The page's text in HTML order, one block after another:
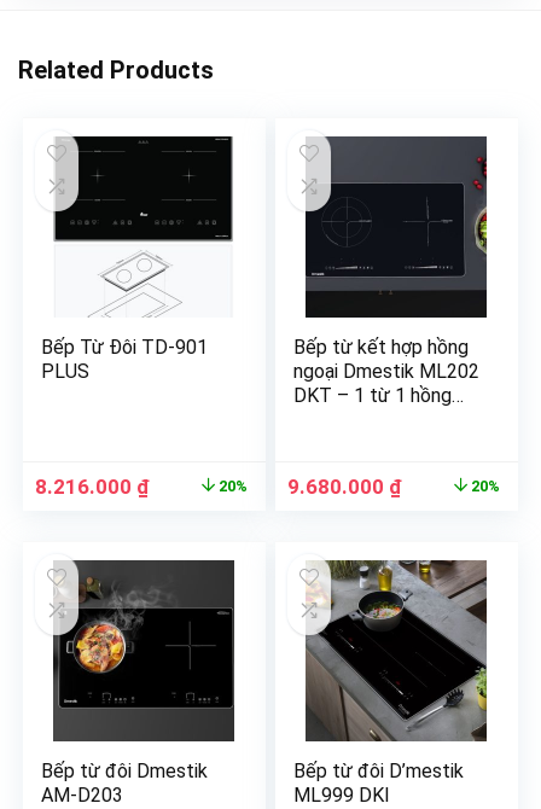
Related Products
Bếp Từ Đôi TD-901
PLUS
8.216.000 ₫ 20%
Bếp từ kết hợp hồng
ngoại Dmestik ML202
DKT – 1 từ 1 hồng
9.680.000 ₫ 20%
Bếp từ đôi Dmestik
AM-D203
Bếp từ đôi D’mestik
ML999 DKI